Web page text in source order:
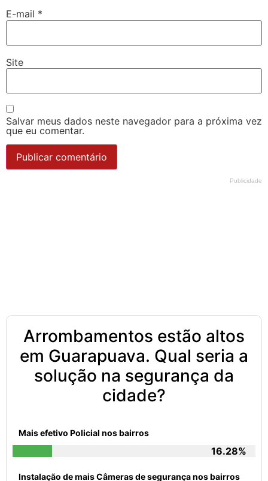
E-mail *
Site
Salvar meus dados neste navegador para a próxima vez
que eu comentar.
Publicidade
Arrombamentos estão altos
em Guarapuava. Qual seria a
solução na segurança da
cidade?
Mais efetivo Policial nos bairros
16.28%
Instalação de mais Câmeras de segurança nos bairros